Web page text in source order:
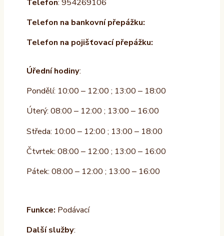
Telefon: 954269106
Telefon na bankovní přepážku:
Telefon na pojišťovací přepážku:
Úřední hodiny:
Pondělí: 10:00 – 12:00 ; 13:00 – 18:00
Úterý: 08:00 – 12:00 ; 13:00 – 16:00
Středa: 10:00 – 12:00 ; 13:00 – 18:00
Čtvrtek: 08:00 – 12:00 ; 13:00 – 16:00
Pátek: 08:00 – 12:00 ; 13:00 – 16:00
Funkce: Podávací
Další služby: